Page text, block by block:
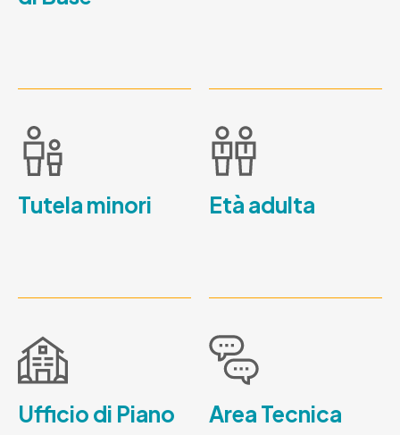
Tutela minori Età adulta
Ufficio di Piano Area Tecnica